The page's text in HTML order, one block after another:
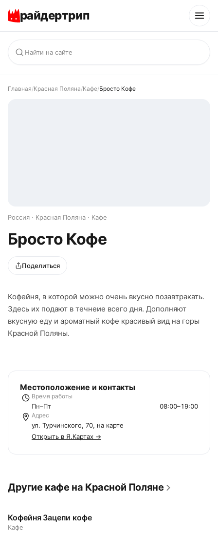
райдертрип
Главная/Красная Поляна/Кафе/Бросто Кофе
Россия · Красная Поляна · Кафе
Бросто Кофе
Поделиться
Кофейня, в которой можно очень вкусно позавтракать.
Здесь их подают в течнеие всего дня. Дополняют
вкусную еду и ароматный кофе красивый вид на горы
Красной Поляны.
Местоположение и контакты
Время работы
Пн–Пт 08:00–19:00
Адрес
ул. Турчинского, 70, на карте
Открыть в Я.Картах →
Другие кафе на Красной Поляне
Кофейня Зацепи кофе
Кафе